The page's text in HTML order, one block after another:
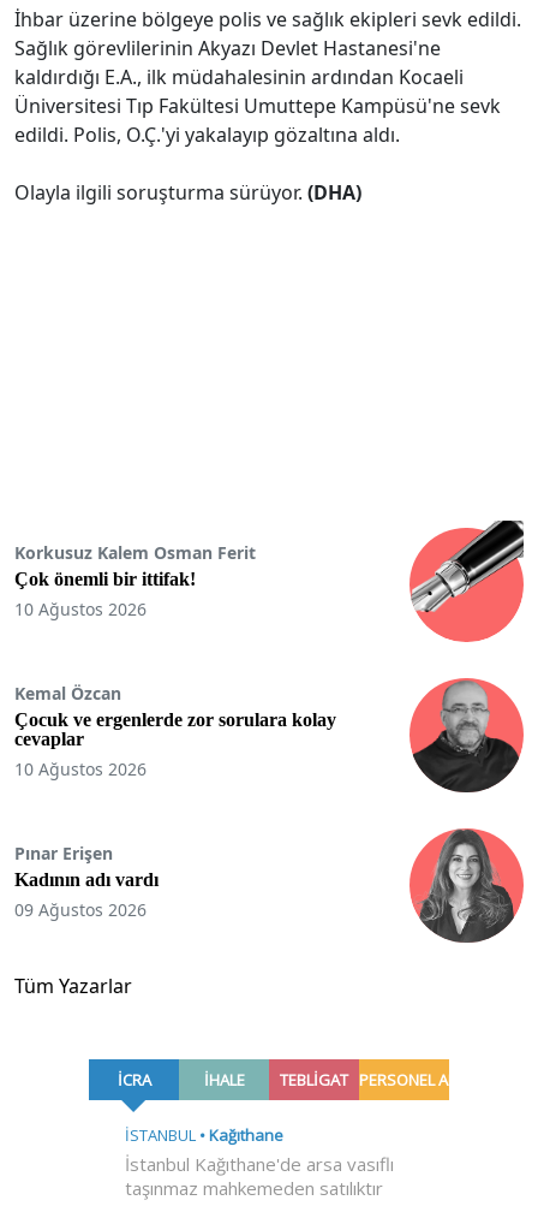
İhbar üzerine bölgeye polis ve sağlık ekipleri sevk edildi.
Sağlık görevlilerinin Akyazı Devlet Hastanesi'ne
kaldırdığı E.A., ilk müdahalesinin ardından Kocaeli
Üniversitesi Tıp Fakültesi Umuttepe Kampüsü'ne sevk
edildi. Polis, O.Ç.'yi yakalayıp gözaltına aldı.
Olayla ilgili soruşturma sürüyor. (DHA)
Korkusuz Kalem Osman Ferit
Çok önemli bir ittifak!
10 Ağustos 2026
Kemal Özcan
Çocuk ve ergenlerde zor sorulara kolay
cevaplar
10 Ağustos 2026
Pınar Erişen
Kadının adı vardı
09 Ağustos 2026
Tüm Yazarlar